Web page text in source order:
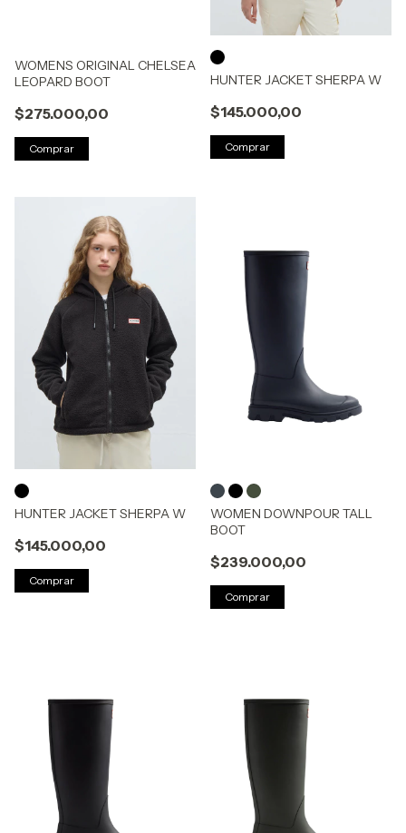
WOMENS ORIGINAL CHELSEA
LEOPARD BOOT
$275.000,00
Comprar
HUNTER JACKET SHERPA W
$145.000,00
Comprar
HUNTER JACKET SHERPA W
$145.000,00
Comprar
WOMEN DOWNPOUR TALL
BOOT
$239.000,00
Comprar